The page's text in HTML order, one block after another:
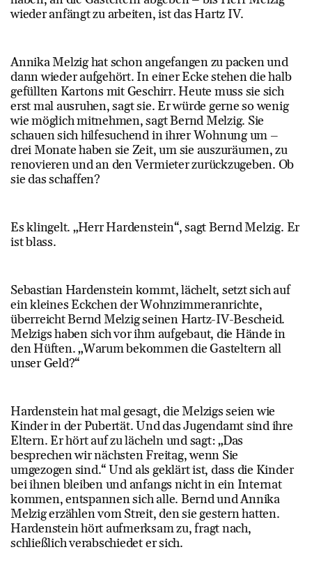
wieder anfängt zu arbeiten, ist das Hartz IV.
Annika Melzig hat schon angefangen zu packen und
dann wieder aufgehört. In einer Ecke stehen die halb
gefüllten Kartons mit Geschirr. Heute muss sie sich
erst mal ausruhen, sagt sie. Er würde gerne so wenig
wie möglich mitnehmen, sagt Bernd Melzig. Sie
schauen sich hilfesuchend in ihrer Wohnung um –
drei Monate haben sie Zeit, um sie auszuräumen, zu
renovieren und an den Vermieter zurückzugeben. Ob
sie das schaffen?
Es klingelt. „Herr Hardenstein“, sagt Bernd Melzig. Er
ist blass.
Sebastian Hardenstein kommt, lächelt, setzt sich auf
ein kleines Eckchen der Wohnzimmeranrichte,
überreicht Bernd Melzig seinen Hartz-IV-Bescheid.
Melzigs haben sich vor ihm aufgebaut, die Hände in
den Hüften. „Warum bekommen die Gasteltern all
unser Geld?“
Hardenstein hat mal gesagt, die Melzigs seien wie
Kinder in der Pubertät. Und das Jugendamt sind ihre
Eltern. Er hört auf zu lächeln und sagt: „Das
besprechen wir nächsten Freitag, wenn Sie
umgezogen sind.“ Und als geklärt ist, dass die Kinder
bei ihnen bleiben und anfangs nicht in ein Internat
kommen, entspannen sich alle. Bernd und Annika
Melzig erzählen vom Streit, den sie gestern hatten.
Hardenstein hört aufmerksam zu, fragt nach,
schließlich verabschiedet er sich.